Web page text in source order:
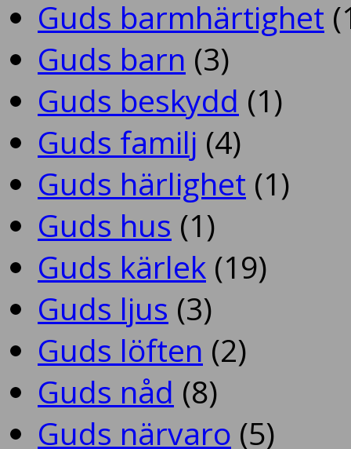
Guds barmhärtighet
Guds barn (3)
Guds beskydd (1)
Guds familj (4)
Guds härlighet (1)
Guds hus (1)
Guds kärlek (19)
Guds ljus (3)
Guds löften (2)
Guds nåd (8)
Guds närvaro (5)